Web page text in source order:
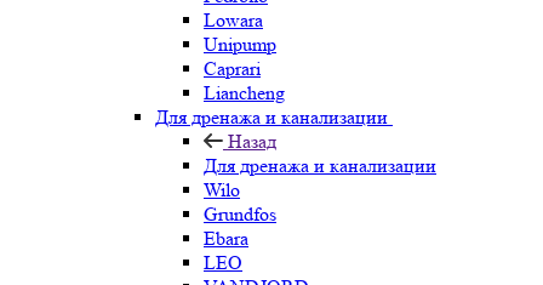
Lowara
Unipump
Caprari
Liancheng
Для дренажа и канализации
Назад
Для дренажа и канализации
Wilo
Grundfos
Ebara
LEO